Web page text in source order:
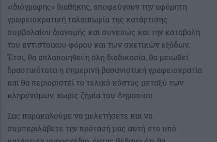
«ιδιόγραφης» διαθήκης, αποφεύγουν την αφόρητη
γραφειοκρατική ταλαιπωρία της κατάρτισης
συμβολαίου διανομής και συνεπώς και την καταβολή
του αντίστοιχου φόρου και των σχετικών εξόδων.
Έτσι, θα απλοποιηθεί η όλη διαδικασία, θα μειωθεί
δραστικότατα η σημερινή βασανιστική γραφειοκρατία
και θα περιοριστεί το τελικό κόστος μεταξύ των
κληρονόμων, χωρίς ζημία του Δημοσίου.
Σας παρακαλούμε να μελετήσετε και να
συμπεριλάβετε την πρότασή μας αυτή στο υπό